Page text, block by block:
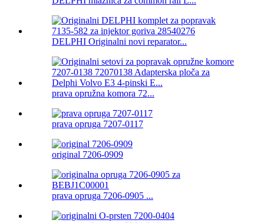
DELPHI Originalni novi reparator...
prava opružna komora 72...
prava opruga 7207-0117
original 7206-0909
prava opruga 7206-0905 ...